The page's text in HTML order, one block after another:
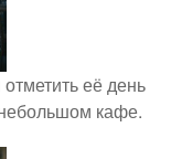
её день
кафе.